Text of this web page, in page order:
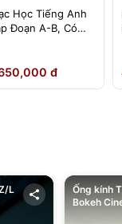
Học Tiếng Anh
Đoạn A-B, Có
đ
L
Ống kính
Bokeh